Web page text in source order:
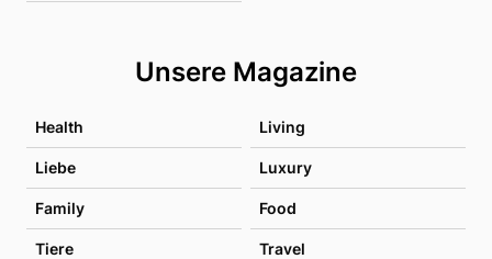
Unsere Magazine
Health Living
Liebe Luxury
Family Food
Tiere Travel